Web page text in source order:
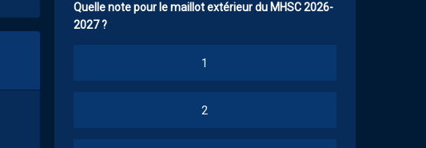
Quelle note pour le maillot extérieur du MHSC 2026-
2027 ?
1
2